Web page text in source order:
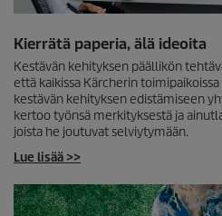
Kierrätä paperia, älä ideoita
Kestävän kehityksen päällikön
että kaikissa Kärcherin
kestävän kehityksen edistämiseen
kertoo työnsä merkityksestä ja
joista he joutuvat selviytymään.
Lue lisää >>